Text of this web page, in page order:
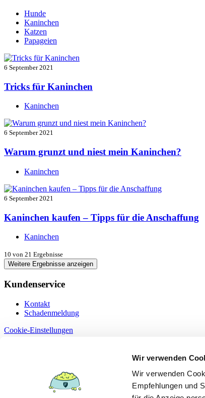
Wir verwenden
Wir verwenden
Empfehlungen und
Hunde
Kaninchen
Katzen
Papageien
6 September 2021
Tricks für Kaninchen
Kaninchen
6 September 2021
Warum grunzt und niest mein Kaninchen?
Kaninchen
6 September 2021
Kaninchen kaufen – Tipps für die Anschaffung
Kaninchen
10 von 21 Ergebnisse
Weitere Ergebnisse anzeigen
Kundenservice
Kontakt
Schadenmeldung
Cookie-Einstellungen
Datenschutz
Erstinformation §15